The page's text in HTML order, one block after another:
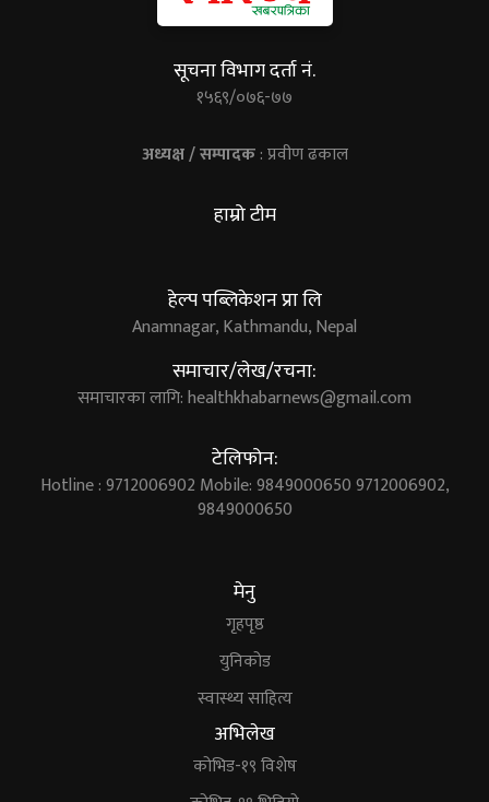
सूचना विभाग दर्ता नं.
१५६९/०७६-७७
अध्यक्ष / सम्पादक: प्रवीण ढकाल
हाम्रो टीम
हेल्प पब्लिकेशन प्रा लि
Anamnagar, Kathmandu, Nepal
समाचार/लेख/रचना:
समाचारका लागि:healthkhabarnews@gmail.com
टेलिफोन:
Hotline : 9712006902 Mobile: 9849000650 9712006902,
9849000650
मेनु
गृहपृष्ठ
युनिकोड
स्वास्थ्य साहित्य
अभिलेख
कोभिड-१९ विशेष